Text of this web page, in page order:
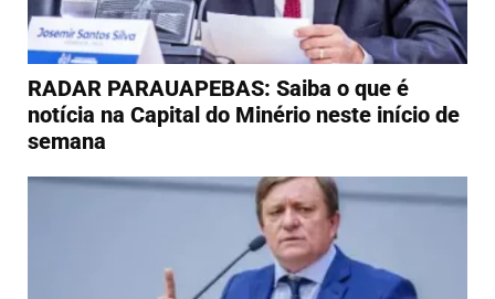
RADAR PARAUAPEBAS: Saiba o que é
notícia na Capital do Minério neste início de
semana